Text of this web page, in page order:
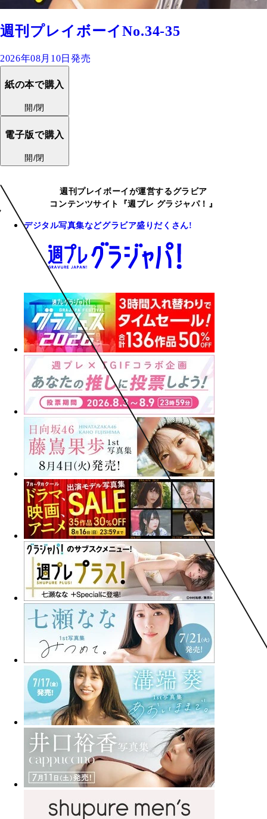
週刊プレイボーイNo.34-35
2026年08月10日発売
紙の本で購入
開/閉
電子版で購入
開/閉
週刊プレイボーイが運営するグラビア
コンテンツサイト『週プレ グラジャパ！』
デジタル写真集などグラビア盛りだくさん!